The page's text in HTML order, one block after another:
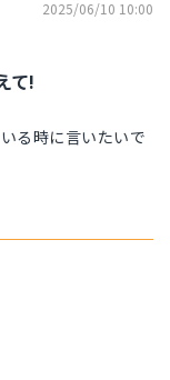
2025/06/10 10:00
て!
る時に言いたいで